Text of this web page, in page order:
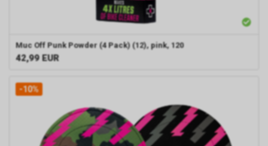
Muc Off Punk Powder (4 Pack) (12), pink, 120
42,99 EUR
-10%